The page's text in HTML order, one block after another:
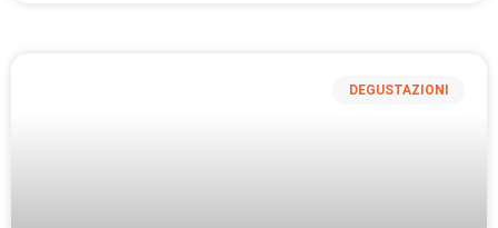
DEGUSTAZIONI